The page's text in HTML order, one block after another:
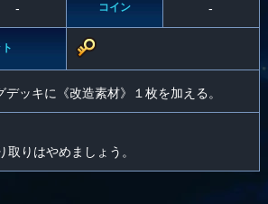
- コイン -
デッキに《改造素材》１枚を加える。
りはやめましょう。